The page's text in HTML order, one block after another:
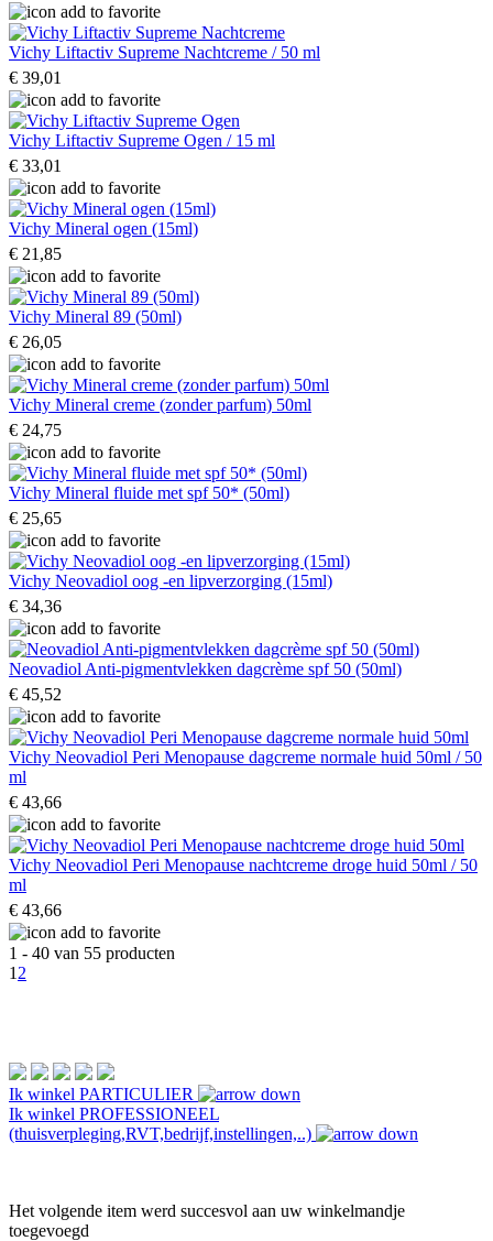
Vichy Liftactiv Supreme Nachtcreme / 50 ml
€ 39,01
Vichy Liftactiv Supreme Ogen / 15 ml
€ 33,01
Vichy Mineral ogen (15ml)
€ 21,85
Vichy Mineral 89 (50ml)
€ 26,05
Vichy Mineral creme (zonder parfum) 50ml
€ 24,75
Vichy Mineral fluide met spf 50* (50ml)
€ 25,65
Vichy Neovadiol oog -en lipverzorging (15ml)
€ 34,36
Neovadiol Anti-pigmentvlekken dagcrème spf 50 (50ml)
€ 45,52
Vichy Neovadiol Peri Menopause dagcreme normale huid 50ml / 50
ml
€ 43,66
Vichy Neovadiol Peri Menopause nachtcreme droge huid 50ml / 50
ml
€ 43,66
1 - 40 van 55 producten
1 2
Ik winkel PARTICULIER
Ik winkel PROFESSIONEEL
(thuisverpleging,RVT,bedrijf,instellingen,..)
Het volgende item werd succesvol aan uw winkelmandje
toegevoegd